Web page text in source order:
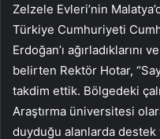
Zelzele Evleri’nin
Türkiye Cumhuriyeti
Erdoğan’ı ağırladıklarını
belirten Rektör Hotar,
takdim ettik. Bölgedeki
Araştırma üniversitesi
duyduğu alanlarda